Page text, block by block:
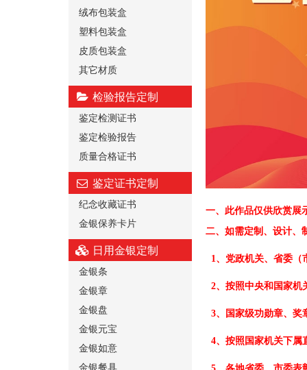
绒布包装盒
塑料包装盒
皮质包装盒
其它材质
检验报告定制
鉴定检测证书
鉴定检验报告
质量合格证书
鉴定证书定制
纪念收藏证书
金银保养卡片
日用金银定制
金银条
金银章
金银盘
金银元宝
金银如意
金银餐具
一、 此作品仅供欣赏展
二、 如需定制、设计、
1、党政机关、省委（
2、按照中央和国家机
3、国家级功勋章、奖
4、按照国家机关下属